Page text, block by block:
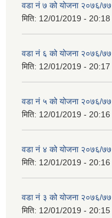
वडा नं ७ को योजना २०७६/७७
मिति: 12/01/2019 - 20:18
वडा नं ६ को योजना २०७६/७७
मिति: 12/01/2019 - 20:17
वडा नं ५ को योजना २०७६/७७
मिति: 12/01/2019 - 20:16
वडा नं ४ को योजना २०७६/७७
मिति: 12/01/2019 - 20:16
वडा नं ३ को योजना २०७६/७७
मिति: 12/01/2019 - 20:15